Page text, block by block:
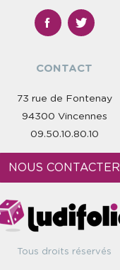
CONTACT
73 rue de Fontenay
94300 Vincennes
09.50.10.80.10
NOUS CONTACTER
Tous droits réservés